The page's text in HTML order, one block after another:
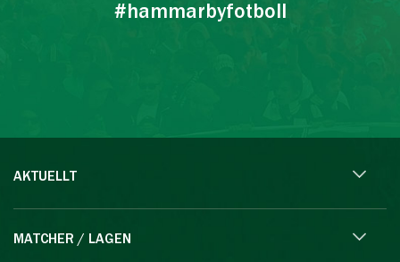
#hammarbyfotboll
AKTUELLT
MATCHER / LAGEN